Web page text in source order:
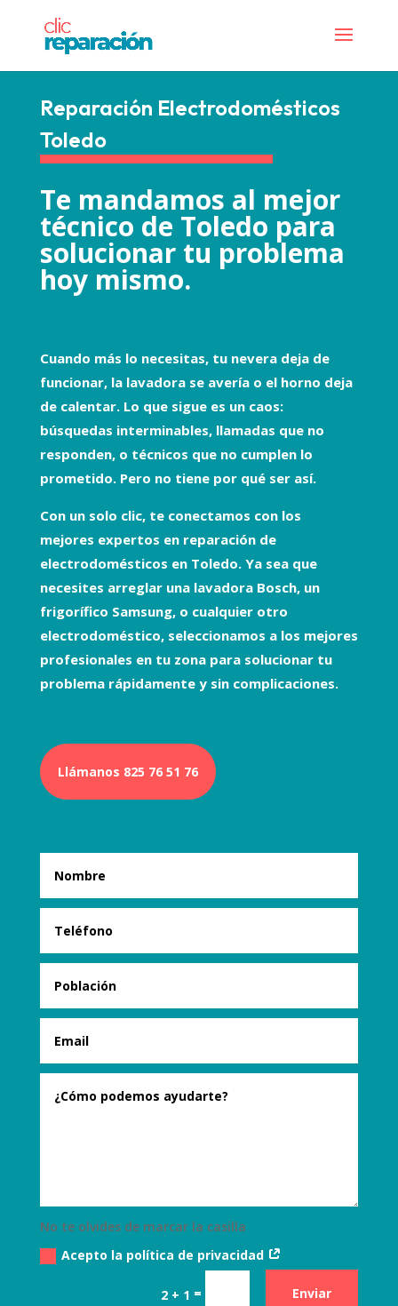
Reparación Electrodomésticos
Toledo
Te mandamos al mejor
técnico de Toledo para
solucionar tu problema
hoy mismo.
Cuando más lo necesitas, tu nevera deja de
funcionar, la lavadora se avería o el horno deja
de calentar. Lo que sigue es un caos:
búsquedas interminables, llamadas que no
responden, o técnicos que no cumplen lo
prometido. Pero no tiene por qué ser así.
Con un solo clic, te conectamos con los
mejores expertos en reparación de
electrodomésticos en Toledo. Ya sea que
necesites arreglar una lavadora Bosch, un
frigorífico Samsung, o cualquier otro
electrodoméstico, seleccionamos a los mejores
profesionales en tu zona para solucionar tu
problema rápidamente y sin complicaciones.
Llámanos 825 76 51 76
No te olvides de marcar la casilla
Acepto la política de privacidad
2 + 1 = Enviar